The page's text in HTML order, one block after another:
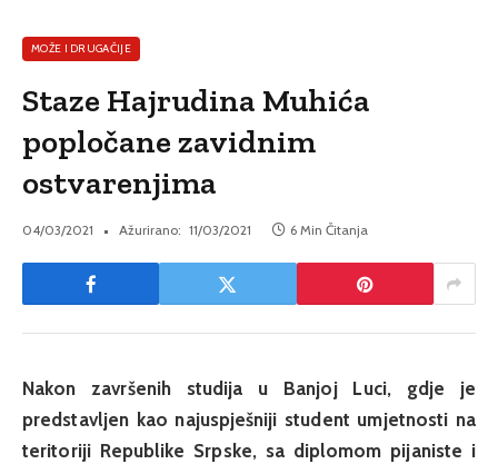
MOŽE I DRUGAČIJE
Staze Hajrudina Muhića
popločane zavidnim
ostvarenjima
04/03/2021 Ažurirano: 11/03/2021 6 Min Čitanja
Nakon završenih studija u Banjoj Luci, gdje je
predstavljen kao najuspješniji student umjetnosti na
teritoriji Republike Srpske, sa diplomom pijaniste i